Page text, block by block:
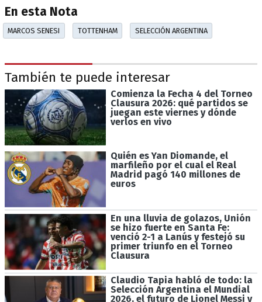
En esta Nota
MARCOS SENESI TOTTENHAM SELECCIÓN ARGENTINA
También te puede interesar
Comienza la Fecha 4 del Torneo
Clausura 2026: qué partidos se
juegan este viernes y dónde
verlos en vivo
Quién es Yan Diomande, el
marfileño por el cual el Real
Madrid pagó 140 millones de
euros
En una lluvia de golazos, Unión
se hizo fuerte en Santa Fe:
venció 2-1 a Lanús y festejó su
primer triunfo en el Torneo
Clausura
Claudio Tapia habló de todo: la
Selección Argentina el Mundial
2026, el futuro de Lionel Messi y